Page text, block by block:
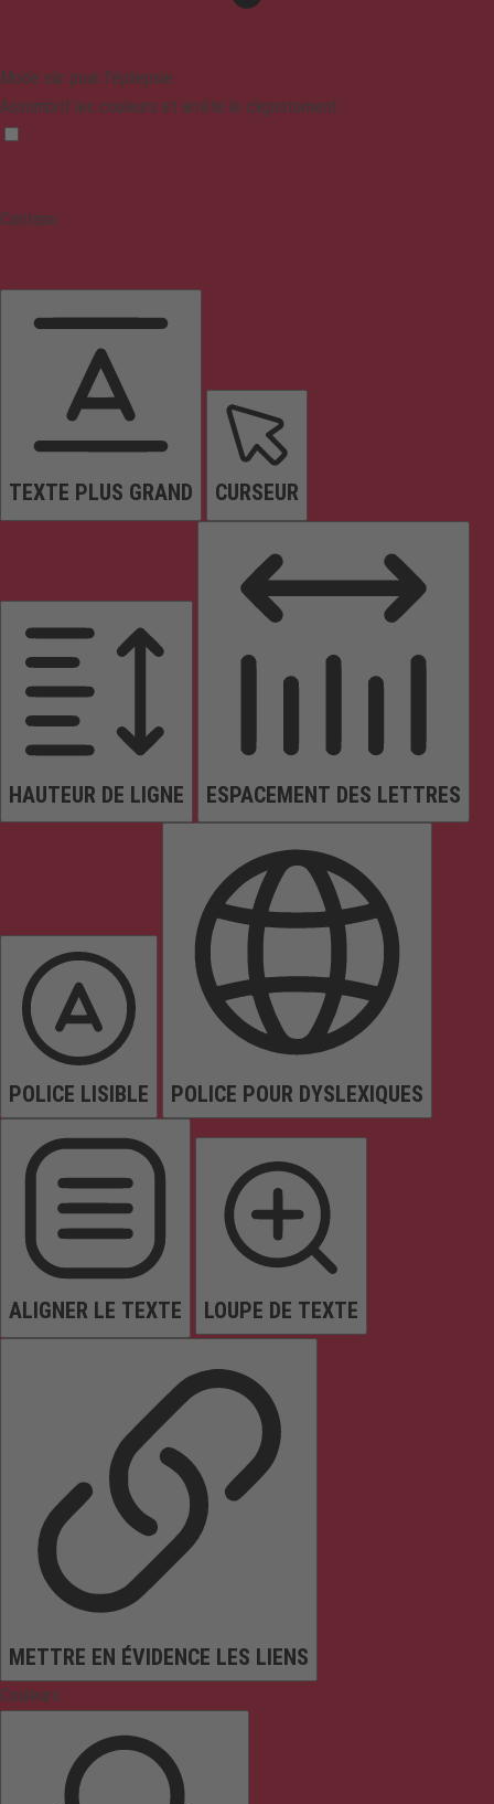
Mode sûr pour l'épilepsie
Assombrit les couleurs et arrête le clignotement
Contenu
TEXTE PLUS GRAND CURSEUR
HAUTEUR DE LIGNE ESPACEMENT DES LETTRES
POLICE LISIBLE POLICE POUR DYSLEXIQUES
ALIGNER LE TEXTE LOUPE DE TEXTE
METTRE EN ÉVIDENCE LES LIENS
Couleurs